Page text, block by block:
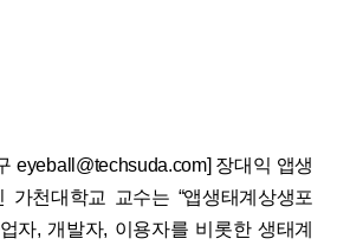
eyeball@techsuda.com] 장대익 앱생
가천대학교 교수는 “앱생태계상생포
자, 개발자, 이용자를 비롯한 생태계